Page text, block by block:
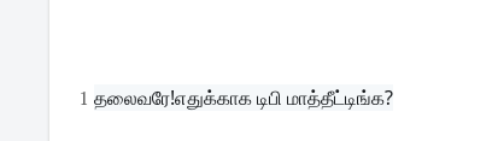
1தலைவரே!எதுக்காக டிபி மாத்தீட்டிங்க?